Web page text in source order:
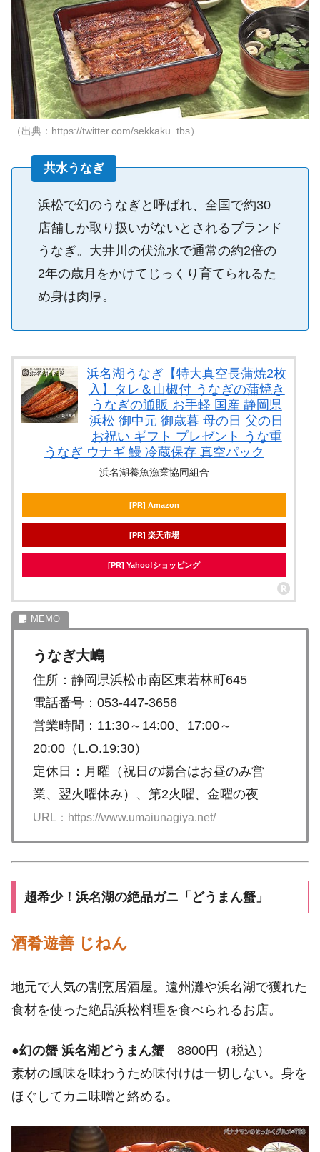
（出典：https://twitter.com/sekkaku_tbs）
共水うなぎ
浜松で幻のうなぎと呼ばれ、全国で約30
店舗しか取り扱いがないとされるブランド
うなぎ。大井川の伏流水で通常の約2倍の
2年の歳月をかけてじっくり育てられるた
め身は肉厚。
浜名湖うなぎ【特大真空長蒲焼2枚
入】タレ＆山椒付 うなぎの蒲焼き
うなぎの通販 お手軽 国産 静岡県
浜松 御中元 御歳暮 母の日 父の日
お祝い ギフト プレゼント うな重
うなぎ ウナギ 鰻 冷蔵保存 真空パック
浜名湖養魚漁業協同組合
[PR] Amazon
[PR] 楽天市場
[PR] Yahoo!ショッピング
うなぎ大嶋
住所：静岡県浜松市南区東若林町645
電話番号：053-447-3656
営業時間：11:30～14:00、17:00～
20:00（L.O.19:30）
定休日：月曜（祝日の場合はお昼のみ営
業、翌火曜休み）、第2火曜、金曜の夜
URL：https://www.umaiunagiya.net/
超希少！浜名湖の絶品ガニ「どうまん蟹」
酒肴遊善 じねん
地元で人気の割烹居酒屋。遠州灘や浜名湖で獲れた
食材を使った絶品浜松料理を食べられるお店。
●幻の蟹 浜名湖どうまん蟹 8800円（税込）
素材の風味を味わうため味付けは一切しない。身を
ほぐしてカニ味噌と絡める。